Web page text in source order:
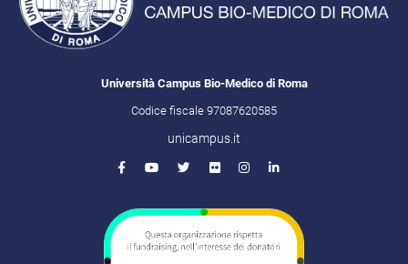
Università Campus Bio-Medico di Roma
Codice fiscale 97087620585
unicampus.it